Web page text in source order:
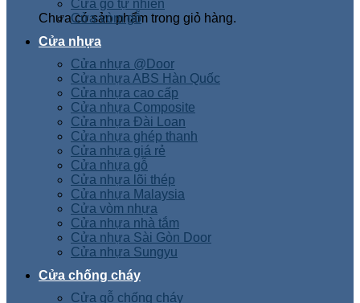
Chưa có sản phẩm trong giỏ hàng.
Cửa gỗ tự nhiên
Cửa vòm gỗ
Cửa nhựa
Cửa nhựa @Door
Cửa nhựa ABS Hàn Quốc
Cửa nhựa cao cấp
Cửa nhựa Composite
Cửa nhựa Đài Loan
Cửa nhựa ghép thanh
Cửa nhựa giá rẻ
Cửa nhựa gỗ
Cửa nhựa lõi thép
Cửa nhựa Malaysia
Cửa vòm nhựa
Cửa nhựa nhà tắm
Cửa nhựa Sài Gòn Door
Cửa nhựa Sungyu
Cửa chống cháy
Cửa gỗ chống cháy